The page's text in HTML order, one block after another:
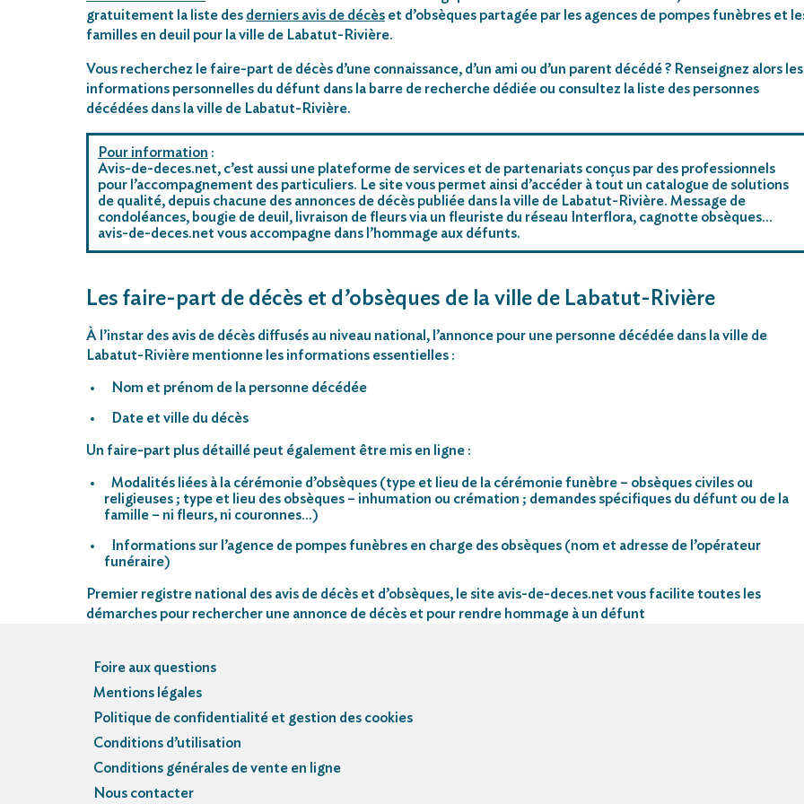
gratuitement la liste des derniers avis de décès et d’obsèques partagée par les agences de pompes funèbres et
familles en deuil pour la ville de Labatut-Rivière.
Vous recherchez le faire-part de décès d’une connaissance, d’un ami ou d’un parent décédé ? Renseignez alors les
informations personnelles du défunt dans la barre de recherche dédiée ou consultez la liste des personnes
décédées dans la ville de Labatut-Rivière.
Pour information :
Avis-de-deces.net, c’est aussi une plateforme de services et de partenariats conçus par des professionnels
pour l’accompagnement des particuliers. Le site vous permet ainsi d’accéder à tout un catalogue de solutions
de qualité, depuis chacune des annonces de décès publiée dans la ville de Labatut-Rivière. Message de
condoléances, bougie de deuil, livraison de fleurs via un fleuriste du réseau Interflora, cagnotte obsèques…
avis-de-deces.net vous accompagne dans l’hommage aux défunts.
Les faire-part de décès et d’obsèques de la ville de Labatut-Rivière
À l’instar des avis de décès diffusés au niveau national, l’annonce pour une personne décédée dans la ville de
Labatut-Rivière mentionne les informations essentielles :
Nom et prénom de la personne décédée
Date et ville du décès
Un faire-part plus détaillé peut également être mis en ligne :
Modalités liées à la cérémonie d’obsèques (type et lieu de la cérémonie funèbre – obsèques civiles ou
religieuses ; type et lieu des obsèques – inhumation ou crémation ; demandes spécifiques du défunt ou de la
famille – ni fleurs, ni couronnes…)
Informations sur l’agence de pompes funèbres en charge des obsèques (nom et adresse de l’opérateur
funéraire)
Premier registre national des avis de décès et d’obsèques, le site avis-de-deces.net vous facilite toutes les
démarches pour rechercher une annonce de décès et pour rendre hommage à un défunt
Foire aux questions
Mentions légales
Politique de confidentialité et gestion des cookies
Conditions d’utilisation
Conditions générales de vente en ligne
Nous contacter